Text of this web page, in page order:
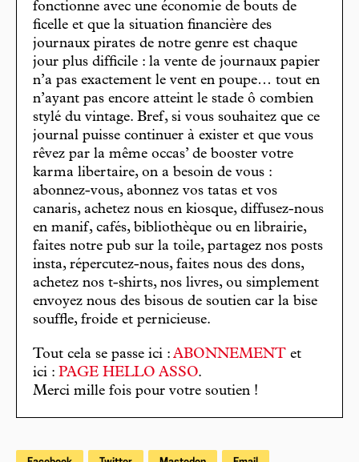
fonctionne avec une économie de bouts de
ficelle et que la situation financière des
journaux pirates de notre genre est chaque
jour plus difficile : la vente de journaux papier
n’a pas exactement le vent en poupe… tout en
n’ayant pas encore atteint le stade ô combien
stylé du vintage. Bref, si vous souhaitez que ce
journal puisse continuer à exister et que vous
rêvez par la même occas’ de booster votre
karma libertaire, on a besoin de vous :
abonnez-vous, abonnez vos tatas et vos
canaris, achetez nous en kiosque, diffusez-nous
en manif, cafés, bibliothèque ou en librairie,
faites notre pub sur la toile, partagez nos posts
insta, répercutez-nous, faites nous des dons,
achetez nos t-shirts, nos livres, ou simplement
envoyez nous des bisous de soutien car la bise
souffle, froide et pernicieuse.
Tout cela se passe ici : ABONNEMENT et
ici : PAGE HELLO ASSO.
Merci mille fois pour votre soutien !